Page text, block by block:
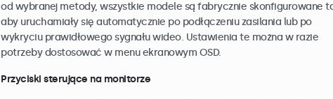
od wybranej metody, wszystkie modele są fabrycznie skonfigurowane
aby uruchamiały się automatycznie po podłączeniu zasilania lub po
wykryciu prawidłowego sygnału wideo. Ustawienia te można w razie
potrzeby dostosować w menu ekranowym OSD.
Przyciski sterujące na monitorze